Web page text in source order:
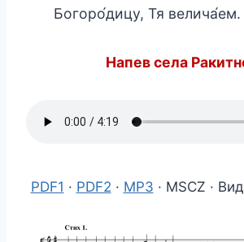
Богоро́дицу, Тя велича́ем.
Напев села
PDF1 · PDF2 · MP3 · MSCZ ·